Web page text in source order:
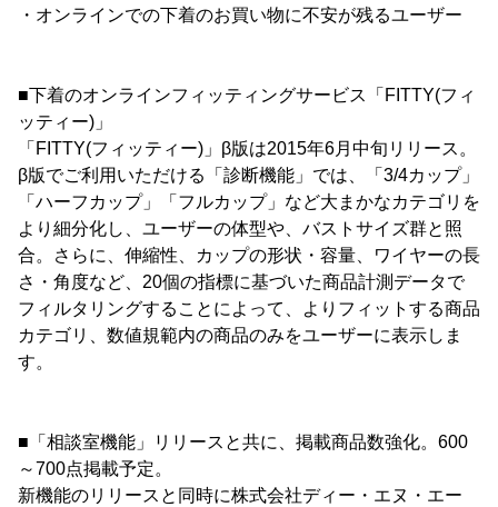
・オンラインでの下着のお買い物に不安が残るユーザー
■下着のオンラインフィッティングサービス「FITTY(フィ
ッティー)」
「FITTY(フィッティー)」β版は2015年6月中旬リリース。
β版でご利用いただける「診断機能」では、「3/4カップ」
「ハーフカップ」「フルカップ」など大まかなカテゴリを
より細分化し、ユーザーの体型や、バストサイズ群と照
合。さらに、伸縮性、カップの形状・容量、ワイヤーの長
さ・角度など、20個の指標に基づいた商品計測データで
フィルタリングすることによって、よりフィットする商品
カテゴリ、数値規範内の商品のみをユーザーに表示しま
す。
■「相談室機能」リリースと共に、掲載商品数強化。600
～700点掲載予定。
新機能のリリースと同時に株式会社ディー・エヌ・エー